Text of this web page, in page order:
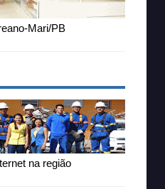
Mari/PB
na região